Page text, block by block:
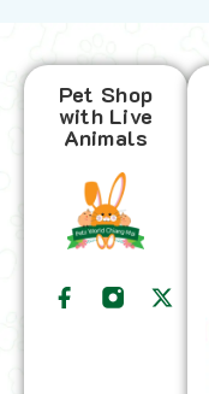
Pet Shop
with Live
Animals